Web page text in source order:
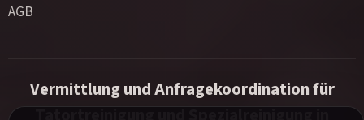
AGB
Vermittlung und Anfragekoordination für